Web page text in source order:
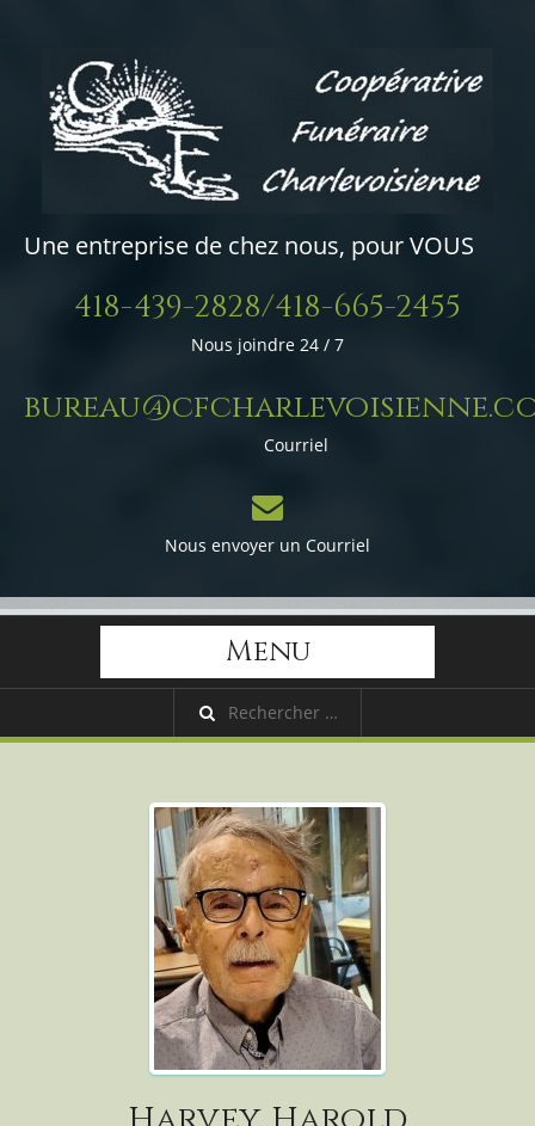
Une entreprise de chez nous, pour VOUS
418-439-2828/418-665-2455
Nous joindre 24 / 7
Courriel
Nous envoyer un Courriel
Menu